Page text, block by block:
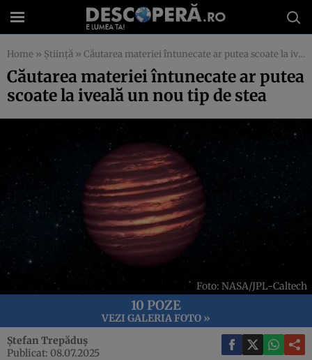
Home » Știință » Căutarea materiei întunecate ar putea scoate la iveală un nou tip de stea
Căutarea materiei întunecate ar putea
scoate la iveală un nou tip de stea
Foto: NASA/JPL-Caltech
10 POZE
VEZI GALERIA FOTO »
Ștefan Trepăduș
Publicat: 08.07.2025